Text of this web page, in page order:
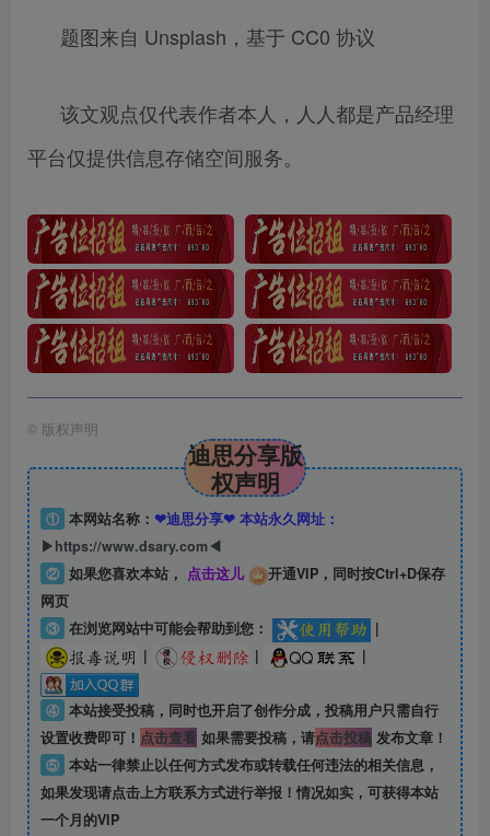
题图来自 Unsplash，基于 CC0 协议
该文观点仅代表作者本人，人人都是产品经理
平台仅提供信息存储空间服务。
© 版权声明
迪思分享版
权声明
① 本网站名称： ❤迪思分享❤ 本站永久网址：
▶https://www.dsary.com◀
② 如果您喜欢本站， 点击这儿
开通VIP，同时按Ctrl+D保存
网页
③ 在浏览网站中可能会帮助到您：
|
|
| |
④ 本站接受投稿，同时也开启了创作分成，投稿用户只需自行
设置收费即可！ 点击查看如果需要投稿，请点击投稿发布文章！
⑤ 本站一律禁止以任何方式发布或转载任何违法的相关信息，
如果发现请点击上方联系方式进行举报！情况如实，可获得本站
一个月的VIP